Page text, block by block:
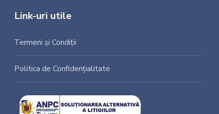
Link-uri utile
Termeni și Condiții
Politica de Confidențialitate